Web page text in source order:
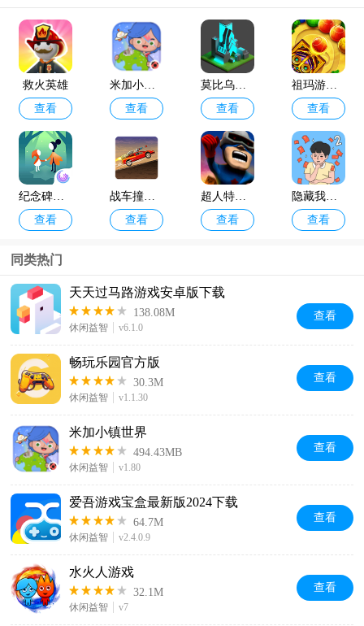
救火英雄
查看
查看
查看
查看
查看
查看
查看
查看
同类热门
天天过马路游戏安卓版下载
138.08M
休闲益智 v6.1.0
查看
畅玩乐园官方版
30.3M
休闲益智 v1.1.30
查看
米加小镇世界
494.43MB
休闲益智 v1.80
查看
爱吾游戏宝盒最新版2024下载
64.7M
休闲益智 v2.4.0.9
查看
水火人游戏
32.1M
休闲益智 v7
查看